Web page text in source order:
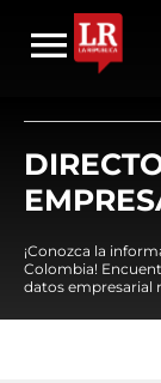
¡Conozca la
Colombia!
datos empresarial